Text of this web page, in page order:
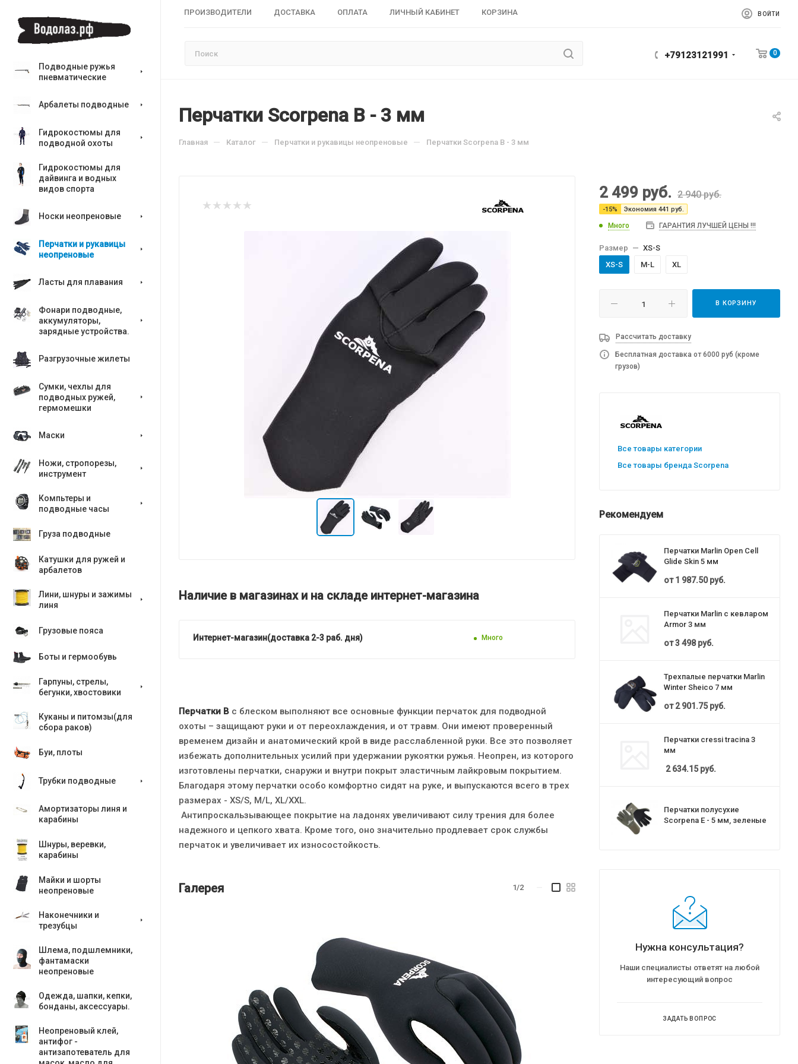
ПРОИЗВОДИТЕЛИ ДОСТАВКА ОПЛАТА ЛИЧНЫЙ КАБИНЕТ КОРЗИНА ВОЙТИ
+79123121991 0
Подводные ружья
пневматические
Арбалеты подводные
Гидрокостюмы для
подводной охоты
Гидрокостюмы для
дайвинга и водных
видов спорта
Носки неопреновые
Перчатки и рукавицы
неопреновые
Ласты для плавания
Фонари подводные,
аккумуляторы,
зарядные устройства.
Разгрузочные жилеты
Сумки, чехлы для
подводных ружей,
гермомешки
Маски
Ножи, стропорезы,
инструмент
Компьтеры и
подводные часы
Груза подводные
Катушки для ружей и
арбалетов
Лини, шнуры и зажимы
линя
Грузовые пояса
Боты и гермообувь
Гарпуны, стрелы,
бегунки, хвостовики
Куканы и питомзы(для
сбора раков)
Буи, плоты
Трубки подводные
Амортизаторы линя и
карабины
Шнуры, веревки,
карабины
Майки и шорты
неопреновые
Наконечники и
трезубцы
Шлема, подшлемники,
фантамаски
неопреновые
Одежда, шапки, кепки,
бонданы, аксесcуары.
Неопреновый клей,
антифог -
антизапотеватель для
Перчатки Scorpena B - 3 мм
Главная — Каталог — Перчатки и рукавицы неопреновые — Перчатки Scorpena B - 3 мм
Наличие в магазинах и на складе интернет-магазина
Интернет-магазин(доставка 2-3 раб. дня) Много
Перчатки В с блеском выполняют все основные функции перчаток для подводной
охоты – защищают руки и от переохлаждения, и от травм. Они имеют проверенный
временем дизайн и анатомический крой в виде расслабленной руки. Все это позволяет
избежать дополнительных усилий при удержании рукоятки ружья. Неопрен, из которого
изготовлены перчатки, снаружи и внутри покрыт эластичным лайкровым покрытием.
Благодаря этому перчатки особо комфортно сидят на руке, и выпускаются всего в трех
размерах - XS/S, M/L, XL/XXL.
Антипроскальзывающее покрытие на ладонях увеличивают силу трения для более
надежного и цепкого хвата. Кроме того, оно значительно продлевает срок службы
перчаток и увеличивает их износостойкость.
Галерея 1/2
2 499 руб. 2 940руб.
-15% Экономия 441 руб.
Много ГАРАНТИЯ ЛУЧШЕЙ ЦЕНЫ !!!
Размер — XS-S
XS-S
M-L XL
В КОРЗИНУ
Рассчитать доставку
Бесплатная доставка от 6000 руб (кроме
грузов)
Все товары категории
Все товары бренда Scorpena
Рекомендуем
Перчатки Marlin Open Cell
Glide Skin 5 мм
от1 987.50 руб.
Перчатки Marlin с кевларом
Armor 3 мм
от3 498 руб.
Трехпалые перчатки Marlin
Winter Sheico 7 мм
от2 901.75 руб.
Перчатки cressi tracina 3
мм
2 634.15руб.
Перчатки полусухие
Scorpena E - 5 мм, зеленые
Нужна консультация?
Наши специалисты ответят на любой
интересующий вопрос
ЗАДАТЬ ВОПРОС